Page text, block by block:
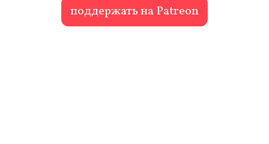
поддержать на Patreon